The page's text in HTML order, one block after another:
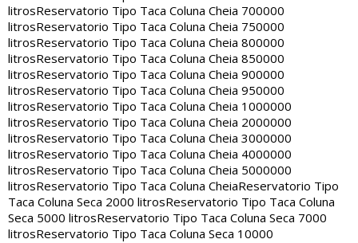
litrosReservatorio Tipo Taca Coluna Cheia 700000
litrosReservatorio Tipo Taca Coluna Cheia 750000
litrosReservatorio Tipo Taca Coluna Cheia 800000
litrosReservatorio Tipo Taca Coluna Cheia 850000
litrosReservatorio Tipo Taca Coluna Cheia 900000
litrosReservatorio Tipo Taca Coluna Cheia 950000
litrosReservatorio Tipo Taca Coluna Cheia 1000000
litrosReservatorio Tipo Taca Coluna Cheia 2000000
litrosReservatorio Tipo Taca Coluna Cheia 3000000
litrosReservatorio Tipo Taca Coluna Cheia 4000000
litrosReservatorio Tipo Taca Coluna Cheia 5000000
litrosReservatorio Tipo Taca Coluna CheiaReservatorio Tipo
Taca Coluna Seca 2000 litrosReservatorio Tipo Taca Coluna
Seca 5000 litrosReservatorio Tipo Taca Coluna Seca 7000
litrosReservatorio Tipo Taca Coluna Seca 10000